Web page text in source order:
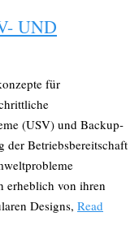
UND
für
(USV) und Backup-
der Betriebsbereitschaft
erheblich von ihren
Designs, Read